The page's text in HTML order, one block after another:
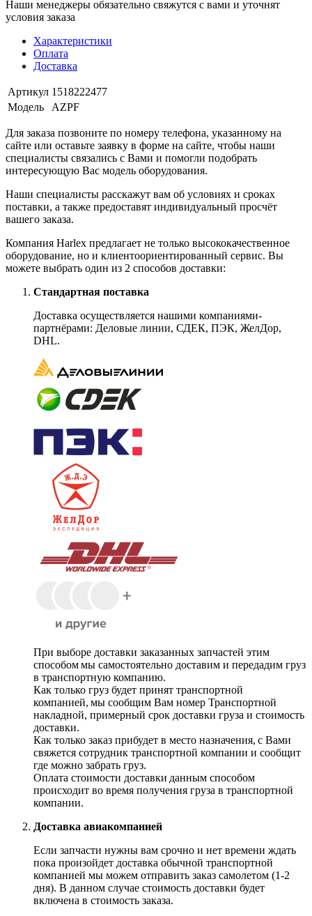
Наши менеджеры обязательно свяжутся с вами и уточнят
условия заказа
Характеристики
Оплата
Доставка
Артикул 1518222477
Модель
AZPF
Для заказа позвоните по номеру телефона, указанному на
сайте или оставьте заявку в форме на сайте, чтобы наши
специалисты связались с Вами и помогли подобрать
интересующую Вас модель оборудования.
Наши специалисты расскажут вам об условиях и сроках
поставки, а также предоставят индивидуальный просчёт
вашего заказа.
Компания Harlex предлагает не только высококачественное
оборудование, но и клиентоориентированный сервис. Вы
можете выбрать один из 2 способов доставки:
Стандартная поставка
Доставка осуществляется нашими компаниями-
партнёрами: Деловые линии, СДЕК, ПЭК, ЖелДор,
DHL.
При выборе доставки заказанных запчастей этим
способом мы самостоятельно доставим и передадим груз
в транспортную компанию.
Как только груз будет принят транспортной
компанией, мы сообщим Вам номер Транспортной
накладной, примерный срок доставки груза и стоимость
доставки.
Как только заказ прибудет в место назначения, с Вами
свяжется сотрудник транспортной компании и сообщит
где можно забрать груз.
Оплата стоимости доставки данным способом
происходит во время получения груза в транспортной
компании.
Доставка авиакомпанией
Если запчасти нужны вам срочно и нет времени ждать
пока произойдет доставка обычной транспортной
компанией мы можем отправить заказ самолетом (1-2
дня). В данном случае стоимость доставки будет
включена в стоимость заказа.